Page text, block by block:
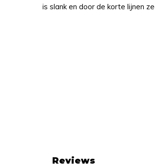
is slank en door de korte lijnen
Reviews